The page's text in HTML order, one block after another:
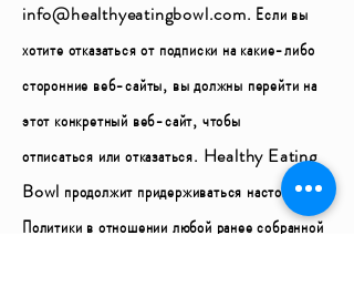
info@healthyeatingbowl.com. Если вы
хотите отказаться от подписки на какие-либо
сторонние веб-сайты, вы должны перейти на
этот конкретный веб-сайт, чтобы
отписаться или отказаться. Healthy Eating
Bowl продолжит придерживаться настоящей
Политики в отношении любой ранее собранной